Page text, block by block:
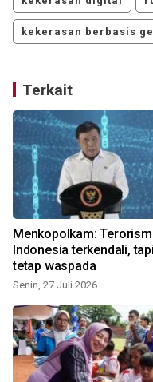
kekerasan berbasis
Terkait
Menkopolkam:
Indonesia terkendali, tapi
tetap waspada
Senin, 27 Juli 2026